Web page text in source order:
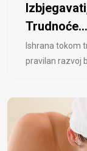
Trudnoće...
Ishrana tokom
pravilan razvoj